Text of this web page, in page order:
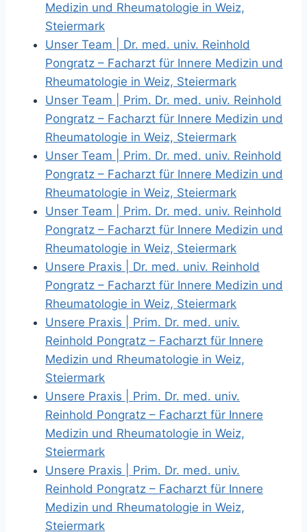
Medizin und Rheumatologie in Weiz,
Steiermark
Unser Team | Dr. med. univ. Reinhold
Pongratz – Facharzt für Innere Medizin und
Rheumatologie in Weiz, Steiermark
Unser Team | Prim. Dr. med. univ. Reinhold
Pongratz – Facharzt für Innere Medizin und
Rheumatologie in Weiz, Steiermark
Unser Team | Prim. Dr. med. univ. Reinhold
Pongratz – Facharzt für Innere Medizin und
Rheumatologie in Weiz, Steiermark
Unser Team | Prim. Dr. med. univ. Reinhold
Pongratz – Facharzt für Innere Medizin und
Rheumatologie in Weiz, Steiermark
Unsere Praxis | Dr. med. univ. Reinhold
Pongratz – Facharzt für Innere Medizin und
Rheumatologie in Weiz, Steiermark
Unsere Praxis | Prim. Dr. med. univ.
Reinhold Pongratz – Facharzt für Innere
Medizin und Rheumatologie in Weiz,
Steiermark
Unsere Praxis | Prim. Dr. med. univ.
Reinhold Pongratz – Facharzt für Innere
Medizin und Rheumatologie in Weiz,
Steiermark
Unsere Praxis | Prim. Dr. med. univ.
Reinhold Pongratz – Facharzt für Innere
Medizin und Rheumatologie in Weiz,
Steiermark